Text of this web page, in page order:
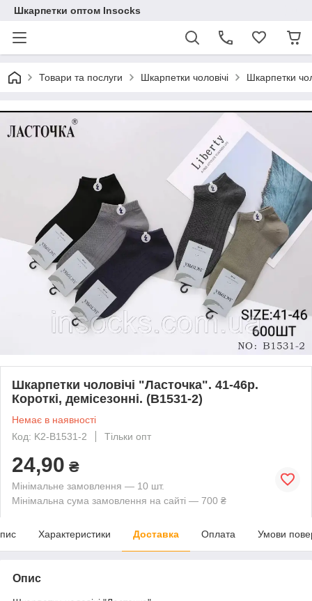
Шкарпетки оптом Insocks
Товари та послуги Шкарпетки чоловічі Шкарпетки
Шкарпетки чоловічі "Ласточка". 41-46р.
Короткі, демісезонні. (B1531-2)
Немає в наявності
Код: K2-B1531-2
Тільки опт
24,90 ₴
Мінімальне замовлення — 10 шт.
Мінімальна сума замовлення на сайті — 700 ₴
Характеристики Доставка Оплата Умови
Опис